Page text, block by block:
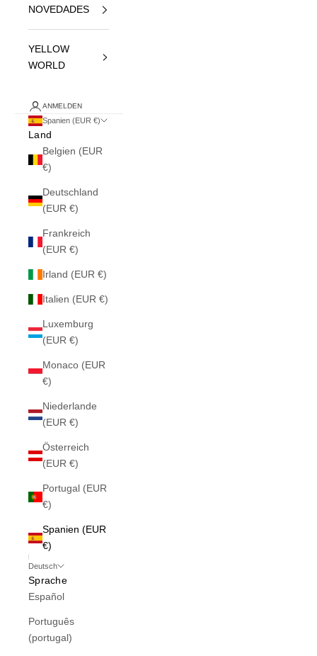
NOVEDADES
YELLOW
WORLD
ANMELDEN
Spanien (EUR €)
Land
Belgien (EUR
€)
Deutschland
(EUR €)
Frankreich
(EUR €)
Irland (EUR €)
Italien (EUR €)
Luxemburg
(EUR €)
Monaco (EUR
€)
Niederlande
(EUR €)
Österreich
(EUR €)
Portugal (EUR
€)
Spanien (EUR
€)
Deutsch
Sprache
Español
Português
(portugal)